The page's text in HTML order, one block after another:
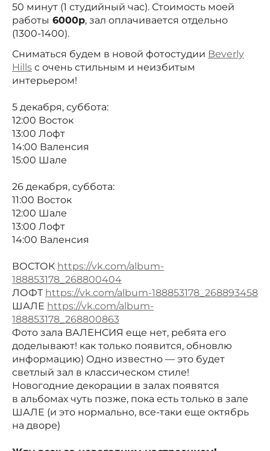
50 минут (1 студийный час). Стоимость моей
работы 6000р, зал оплачивается отдельно
(1300-1400).
Сниматься будем в новой фотостудии Beverly
Hills с очень стильным и неизбитым
интерьером!
5 декабря, суббота:
12:00 Восток
13:00 Лофт
14:00 Валенсия
15:00 Шале
26 декабря, суббота:
11:00 Восток
12:00 Шале
13:00 Лофт
14:00 Валенсия
ВОСТОК https://vk.com/album-
188853178_268800404
ЛОФТ https://vk.com/album-188853178_268893458
ШАЛЕ https://vk.com/album-
188853178_268800863
Фото зала ВАЛЕНСИЯ еще нет, ребята его
доделывают! как только появится, обновлю
информацию) Одно известно — это будет
светлый зал в классическом стиле!
Новогодние декорации в залах появятся
в альбомах чуть позже, пока есть только в зале
ШАЛЕ (и это нормально, все-таки еще октябрь
на дворе)